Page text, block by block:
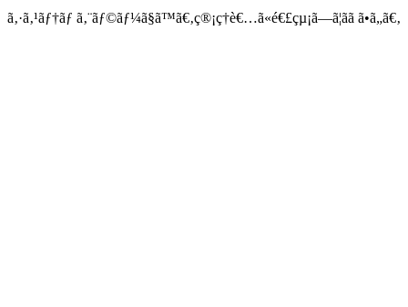
ã‚·ã‚¹ãƒ†ãƒ ã‚¨ãƒ©ãƒ¼ã§ã™ã€‚ç®¡ç†è€…ã«é€£çµ¡ã—ã¦ãã ã•ã„ã€‚